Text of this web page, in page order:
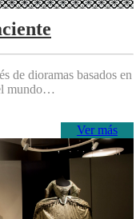
de dioramas basados en
mundo…
Ver más